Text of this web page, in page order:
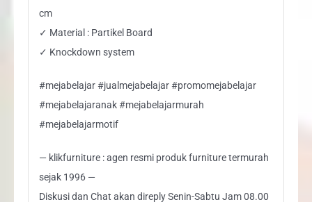
cm
✓ Material : Partikel Board
✓ Knockdown system
#mejabelajar #jualmejabelajar #promomejabelajar
#mejabelajaranak #mejabelajarmurah
#mejabelajarmotif
— klikfurniture : agen resmi produk furniture termurah
sejak 1996 —
Diskusi dan Chat akan direply Senin-Sabtu Jam 08.00